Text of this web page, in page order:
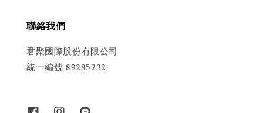
聯絡我們
君聚國際股份有限公司
統一編號 89285232